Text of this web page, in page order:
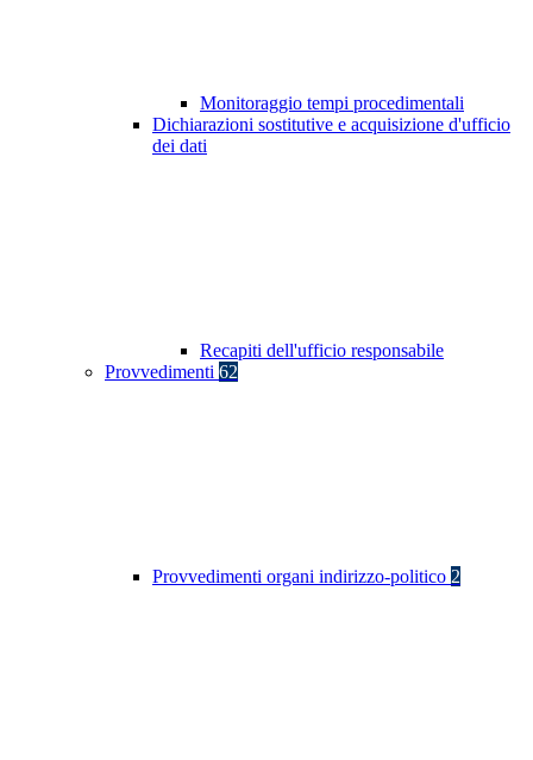
Monitoraggio tempi procedimentali
Dichiarazioni sostitutive e acquisizione d'ufficio
dei dati
Recapiti dell'ufficio responsabile
Provvedimenti 62
Provvedimenti organi indirizzo-politico 2